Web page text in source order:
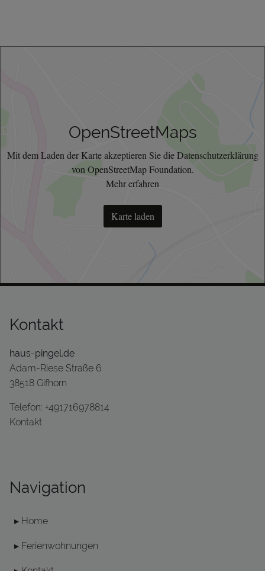
OpenStreetMaps
Mit dem Laden der Karte akzeptieren Sie die Datenschutzerklärung
von OpenStreetMap Foundation.
Mehr erfahren
Karte laden
Kontakt
haus-pingel.de
Adam-Riese Straße 6
38518 Gifhorn
Telefon: +491716978814
Kontakt
Navigation
▸ Home
▸ Ferienwohnungen